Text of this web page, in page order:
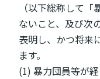
（以下総称して
ないこと、及び次
表明し、かつ将来
ます。
(1) 暴力団員等が